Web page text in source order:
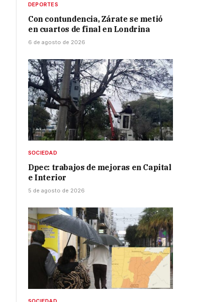
DEPORTES
Con contundencia, Zárate se metió
en cuartos de final en Londrina
6 de agosto de 2026
SOCIEDAD
Dpec: trabajos de mejoras en Capital
e Interior
5 de agosto de 2026